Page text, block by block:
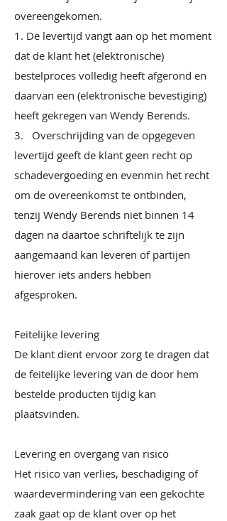
overeengekomen.
1. De levertijd vangt aan op het moment
dat de klant het (elektronische)
bestelproces volledig heeft afgerond en
daarvan een (elektronische bevestiging)
heeft gekregen van Wendy Berends.
3. Overschrijding van de opgegeven
levertijd geeft de klant geen recht op
schadevergoeding en evenmin het recht
om de overeenkomst te ontbinden,
tenzij Wendy Berends niet binnen 14
dagen na daartoe schriftelijk te zijn
aangemaand kan leveren of partijen
hierover iets anders hebben
afgesproken.
Feitelijke levering
De klant dient ervoor zorg te dragen dat
de feitelijke levering van de door hem
bestelde producten tijdig kan
plaatsvinden.
Levering en overgang van risico
Het risico van verlies, beschadiging of
waardevermindering van een gekochte
zaak gaat op de klant over op het